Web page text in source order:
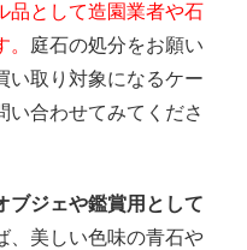
品として造園業者や石
庭石の処分をお願い
い取り対象になるケー
い合わせてみてくださ
ブジェや鑑賞用として
、美しい色味の青石や